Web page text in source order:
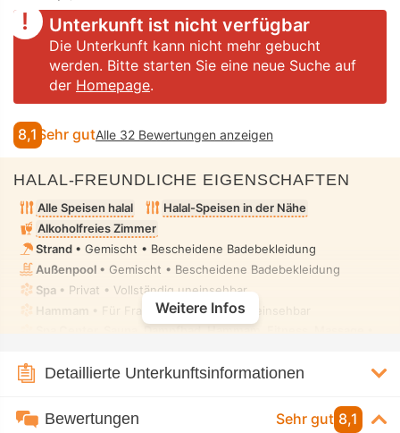
Unterkunft ist nicht verfügbar
Die Unterkunft kann nicht mehr gebucht
werden. Bitte starten Sie eine neue Suche auf
der Homepage.
8,1 Sehr gutAlle 32 Bewertungen anzeigen
HALAL-FREUNDLICHE EIGENSCHAFTEN
Alle Speisen halal
Halal-Speisen in der Nähe
Alkoholfreies Zimmer
Strand • Gemischt • Bescheidene Badebekleidung
Außenpool • Gemischt • Bescheidene Badebekleidung
Spa • Privat • Vollständig uneinsehbar
• Für Frauen • Vollständig uneinsehbar
Toilette mit Bidet-Düse • In allen Zimmern
Weitere Infos
Detaillierte Unterkunftsinformationen
Bewertungen Sehr gut 8,1